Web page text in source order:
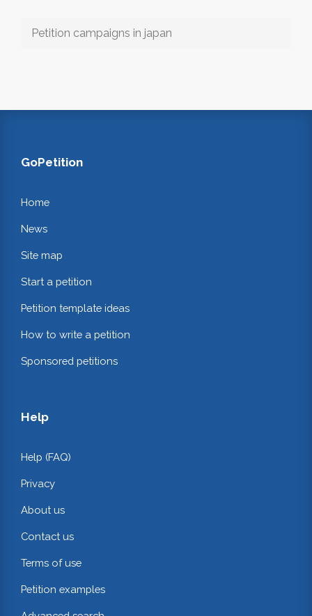
Petition campaigns in japan
GoPetition
Home
News
Site map
Start a petition
Petition template ideas
How to write a petition
Sponsored petitions
Help
Help (FAQ)
Privacy
About us
Contact us
Terms of use
Petition examples